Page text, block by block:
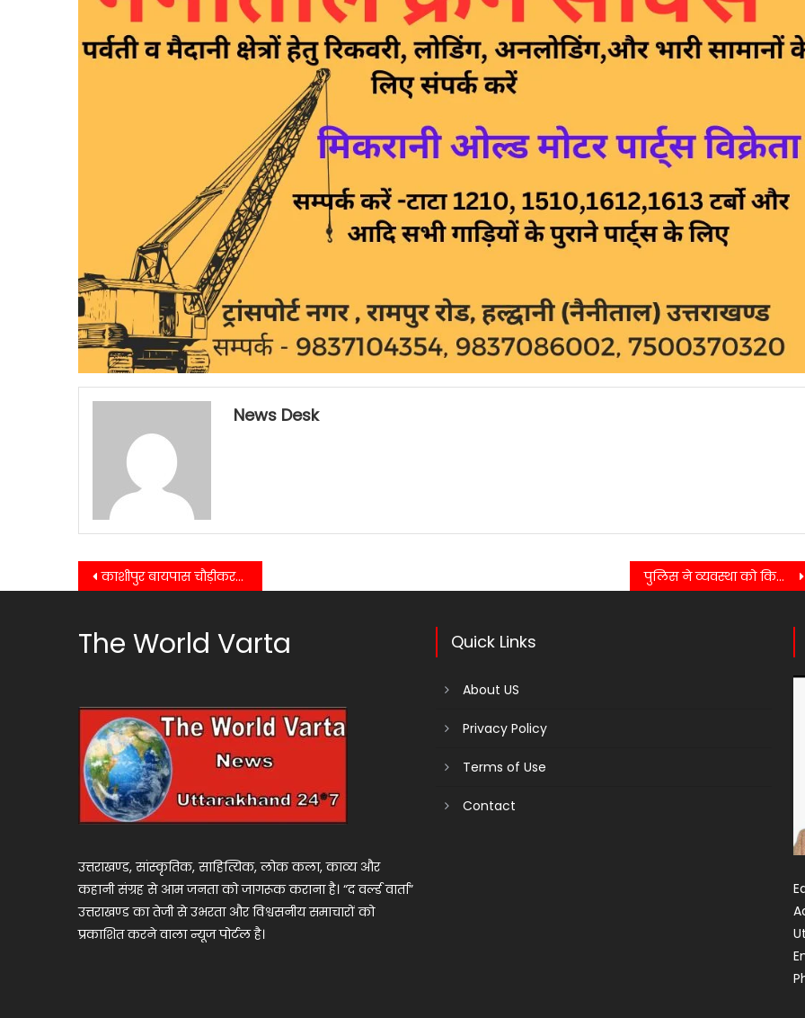
News Desk
Post
काशीपुर बायपास चौड़ीकरण सौन्दर्यकरण को लेकर सौपा प्रस्ताव….. पुलिस ने व्यवस्था को किया दुरुस्त,फिर भी जारी रही छात्र नेताओं की तालाबंदी…
The World Varta
उत्तराखण्ड, सांस्कृतिक, साहित्यिक, लोक कला, काव्य और
कहानी संग्रह से आम जनता को जागरूक कराना है। “द वर्ल्ड वार्ता”
उत्तराखण्ड का तेजी से उभरता और विश्वसनीय समाचारों को
प्रकाशित करने वाला न्यूज पोर्टल है।
Quick Links
About US
Privacy Policy
Terms of Use
Contact